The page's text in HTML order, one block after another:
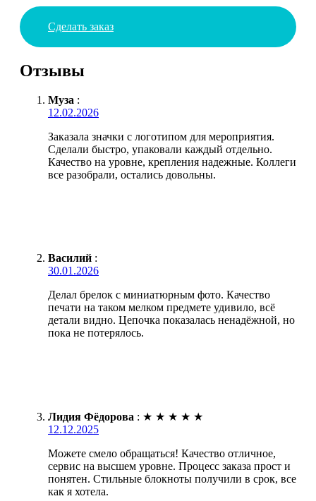
Сделать заказ
Отзывы
Муза :
12.02.2026
Заказала значки с логотипом для мероприятия.
Сделали быстро, упаковали каждый отдельно.
Качество на уровне, крепления надежные. Коллеги
все разобрали, остались довольны.
Василий :
30.01.2026
Делал брелок с миниатюрным фото. Качество
печати на таком мелком предмете удивило, всё
детали видно. Цепочка показалась ненадёжной, но
пока не потерялось.
Лидия Фёдорова : ★ ★ ★ ★ ★
12.12.2025
Можете смело обращаться! Качество отличное,
сервис на высшем уровне. Процесс заказа прост и
понятен. Стильные блокноты получили в срок, все
как я хотела.